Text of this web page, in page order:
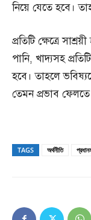
নিয়ে যেতে হবে।
প্রতিটি ক্ষেত্রে
পানি, খাদ্যসহ
হবে। তাহলে
তেমন প্রভাব ফেলতে
TAGS অর্থনীতি